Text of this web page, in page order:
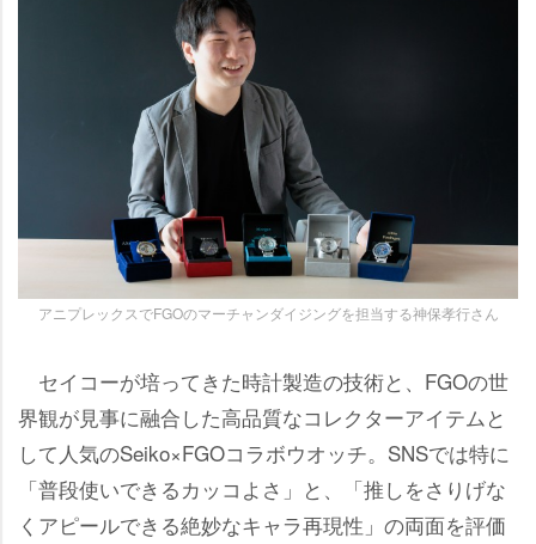
アニプレックスでFGOのマーチャンダイジングを担当する神保孝行さん
セイコーが培ってきた時計製造の技術と、FGOの世
界観が見事に融合した高品質なコレクターアイテムと
して人気のSeiko×FGOコラボウオッチ。SNSでは特に
「普段使いできるカッコよさ」と、「推しをさりげな
くアピールできる絶妙なキャラ再現性」の両面を評価